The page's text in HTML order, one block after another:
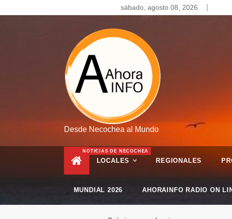
to
sábado, agosto 08, 2026
Desde Necochea al Mundo
LOCALES
NOTICIAS DE NECOCHEA
REGIONALES
MUNDIAL 2026 AHORAINFO RADIO ON